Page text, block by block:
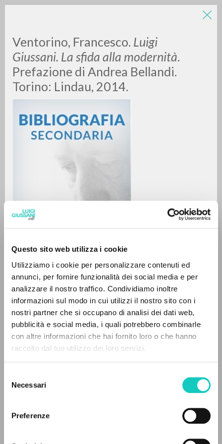
Questo sito web utilizza i cookie
Utilizziamo i cookie per personalizzare contenuti ed
annunci, per fornire funzionalità dei social media e per
analizzare il nostro traffico. Condividiamo inoltre
informazioni sul modo in cui utilizzi il nostro sito con i
nostri partner che si occupano di analisi dei dati web,
pubblicità e social media, i quali potrebbero combinarle
con altre informazioni che hai fornito loro o che hanno
raccolto dal tuo utilizzo dei loro servizi.
delNecessari
Preferenze
Ventorino, Francesco. Luigi
Giussani. La sfida alla modernità.
Prefazione di Andrea Bellandi.
Torino: Lindau, 2014.
Bellandi AndreaPrefazione
Borghesi MassimoAutore
Cristaldi SergioAutore
Maddalena GiovanniAutore
Negri LuigiAutore
Rondoni DavideAutore
Ventorino Francesco
Italiano
LUIGI
GIUSSANI
0DOCUMENTI TROVATI
RISULTATI SUCCESSIVI